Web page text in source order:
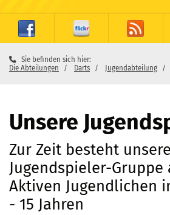
Sie befinden sich hier:
Die Abteilungen
Darts Jugendabteilung
Unsere
Zur Zeit besteht unsere
Jugendspieler-Gruppe
Aktiven Jugendlichen
- 15 Jahren